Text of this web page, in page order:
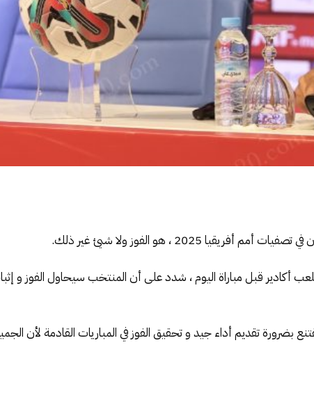
، هو الفوز ولا شيئ غير ذلك.
أكادير قبل مباراة اليوم ، شدد على أن المنتخب سيحاول الفوز و
بضرورة تقديم أداء جيد و تحقيق الفوز في المباريات القادمة لأن